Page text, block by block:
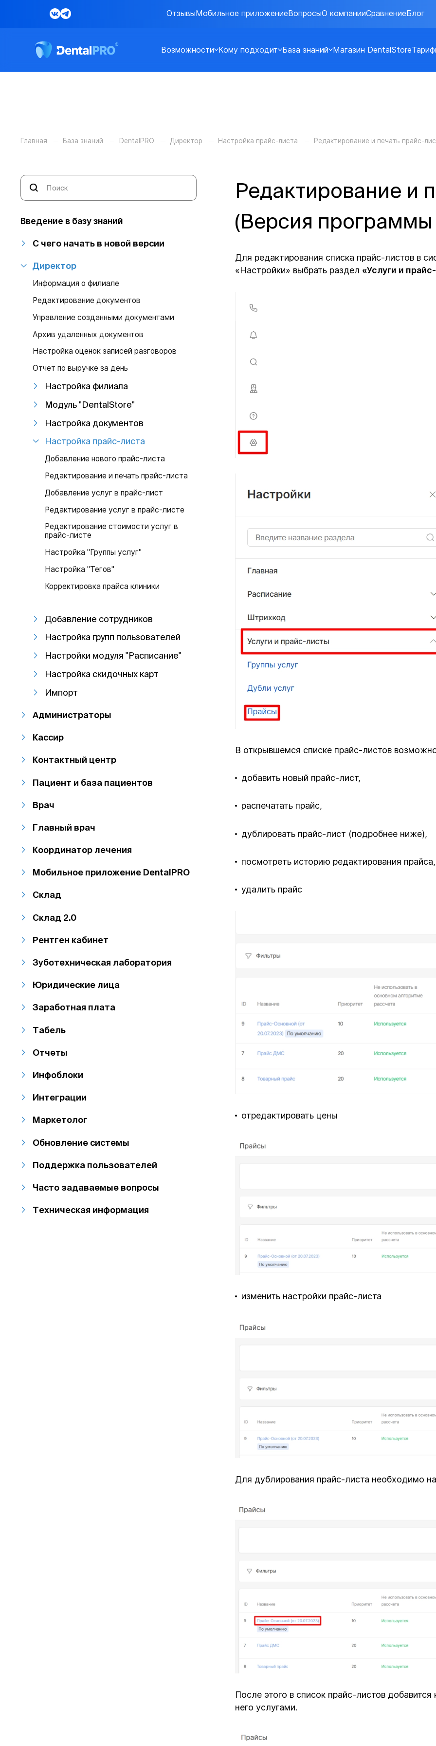
ОтзывыМобильное приложениеВопросыО компанииСравнениеБлог
Возможности Кому подходит База знаний Магазин DentalStore
Главная База знаний DentalPRO Директор Настройка прайс-листа Редактирование и печать прайс-
Введение в базу знаний
С чего начать в новой версии
Директор
Информация о филиале
Редактирование документов
Управление созданными документами
Архив удаленных документов
Настройка оценок записей разговоров
Отчет по выручке за день
Настройка филиала
Модуль "DentalStore"
Настройка документов
Настройка прайс-листа
Добавление нового прайс-листа
Редактирование и печать прайс-листа
Добавление услуг в прайс-лист
Редактирование услуг в прайс-листе
Редактирование стоимости услуг в
прайс-листе
Настройка "Группы услуг"
Настройка "Тегов"
Корректировка прайса клиники
Добавление сотрудников
Настройка групп пользователей
Настройки модуля "Расписание"
Настройка скидочных карт
Импорт
Администраторы
Кассир
Контактный центр
Пациент и база пациентов
Врач
Главный врач
Координатор лечения
Мобильное приложение DentalPRO
Склад
Склад 2.0
Рентген кабинет
Зуботехническая лаборатория
Юридические лица
Заработная плата
Табель
Отчеты
Инфоблоки
Интеграции
Маркетолог
Обновление системы
Поддержка пользователей
Часто задаваемые вопросы
Техническая информация
Редактирование и
(Версия программы
Для редактирования списка прайс-листов в
«Настройки» выбрать раздел «Услуги и
В открывшемся списке прайс-листов
добавить новый прайс-лист,
распечатать прайс,
дублировать прайс-лист (подробнее ниже),
посмотреть историю редактирования прайса,
удалить прайс
отредактировать цены
изменить настройки прайс-листа
Для дублирования прайс-листа необходимо
После этого в список прайс-листов
него услугами.